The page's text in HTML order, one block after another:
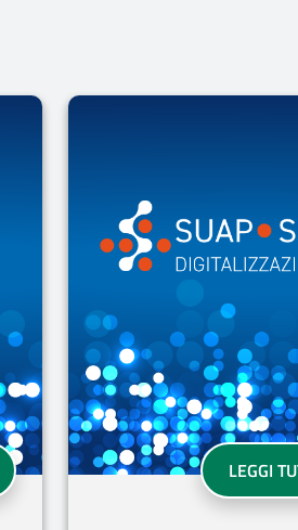
HANNO ADEGUATO LE
SUAP E SUE: LEGGI